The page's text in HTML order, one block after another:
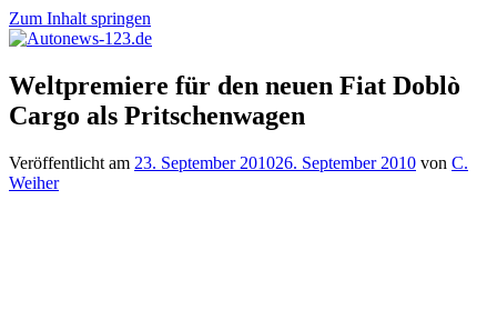
Zum Inhalt springen
Autonews-
123.de
Autonews
mit
Charme
Weltpremiere für den neuen Fiat Doblò
Cargo als Pritschenwagen
Veröffentlicht am 23. September 201026. September 2010 von C.
Weiher